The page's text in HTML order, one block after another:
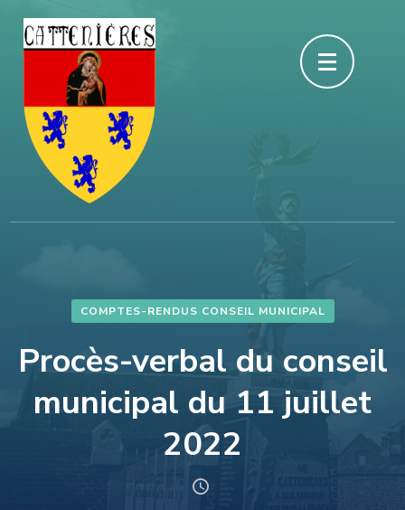
Aller
(Pressez
Entrée)
COMPTES-RENDUS CONSEIL MUNICIPAL
Procès-verbal du conseil
municipal du 11 juillet
2022